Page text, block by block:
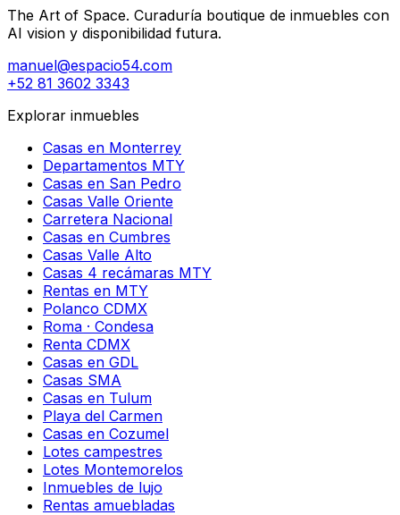
The Art of Space. Curaduría boutique de inmuebles con
AI vision y disponibilidad futura.
manuel@espacio54.com
+52 81 3602 3343
Explorar inmuebles
Casas en Monterrey
Departamentos MTY
Casas en San Pedro
Casas Valle Oriente
Carretera Nacional
Casas en Cumbres
Casas Valle Alto
Casas 4 recámaras MTY
Rentas en MTY
Polanco CDMX
Roma · Condesa
Renta CDMX
Casas en GDL
Casas SMA
Casas en Tulum
Playa del Carmen
Casas en Cozumel
Lotes campestres
Lotes Montemorelos
Inmuebles de lujo
Rentas amuebladas